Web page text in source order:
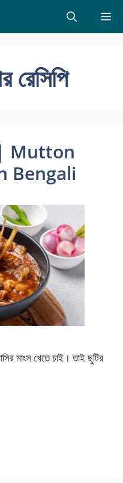
রেসিপি
| Mutton
Bengali
মাংস খেতে চাই। তাই ছুটির